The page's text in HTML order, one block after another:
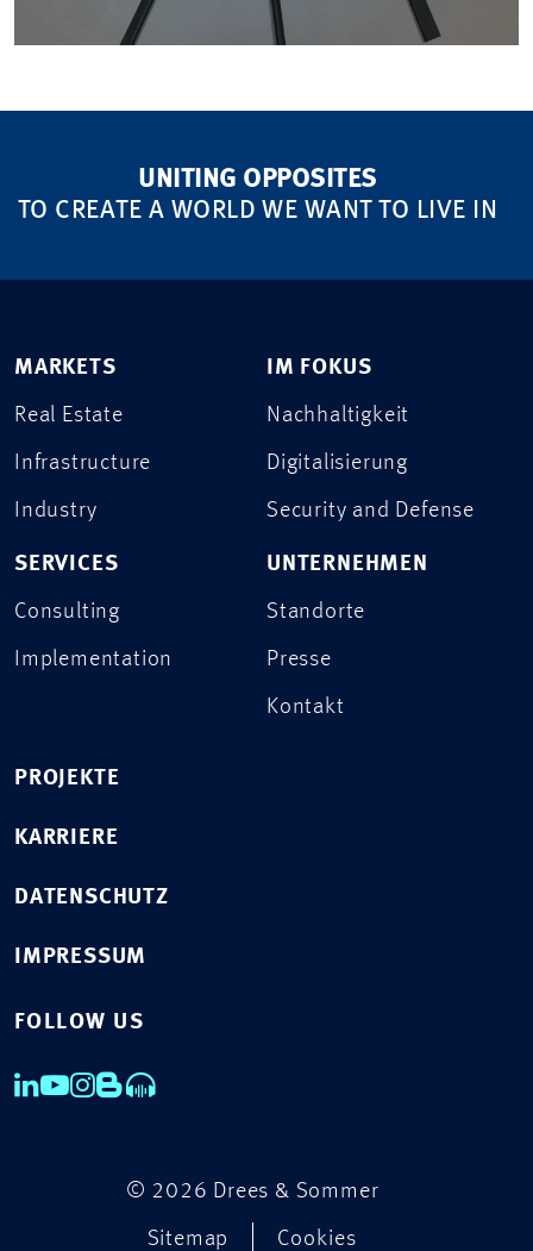
UNITING OPPOSITES
TO CREATE A WORLD WE WANT TO LIVE IN
MARKETS
Real Estate
Infrastructure
Industry
SERVICES
Consulting
Implementation
IM FOKUS
Nachhaltigkeit
Digitalisierung
Security and Defense
UNTERNEHMEN
Standorte
Presse
Kontakt
PROJEKTE
KARRIERE
DATENSCHUTZ
IMPRESSUM
FOLLOW US
© 2026 Drees & Sommer
Sitemap Cookies